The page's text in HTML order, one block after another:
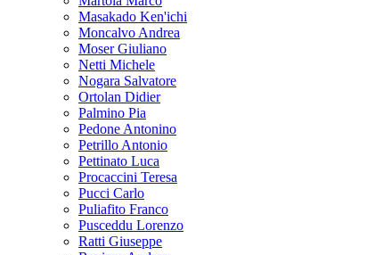
Masakado Ken'ichi
Moncalvo Andrea
Moser Giuliano
Netti Michele
Nogara Salvatore
Ortolan Didier
Palmino Pia
Pedone Antonino
Petrillo Antonio
Pettinato Luca
Procaccini Teresa
Pucci Carlo
Puliafito Franco
Pusceddu Lorenzo
Ratti Giuseppe